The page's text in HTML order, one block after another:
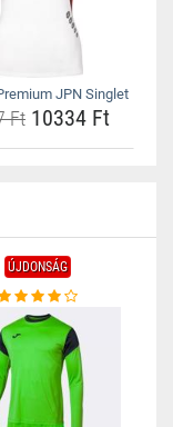
JPN Singlet
Ft 10334 Ft
ÚJDONSÁG